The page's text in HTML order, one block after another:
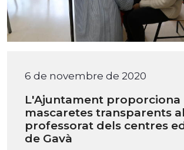
6 de novembre de 2020
L'Ajuntament proporciona
mascaretes transparents al
professorat dels centres
de Gavà